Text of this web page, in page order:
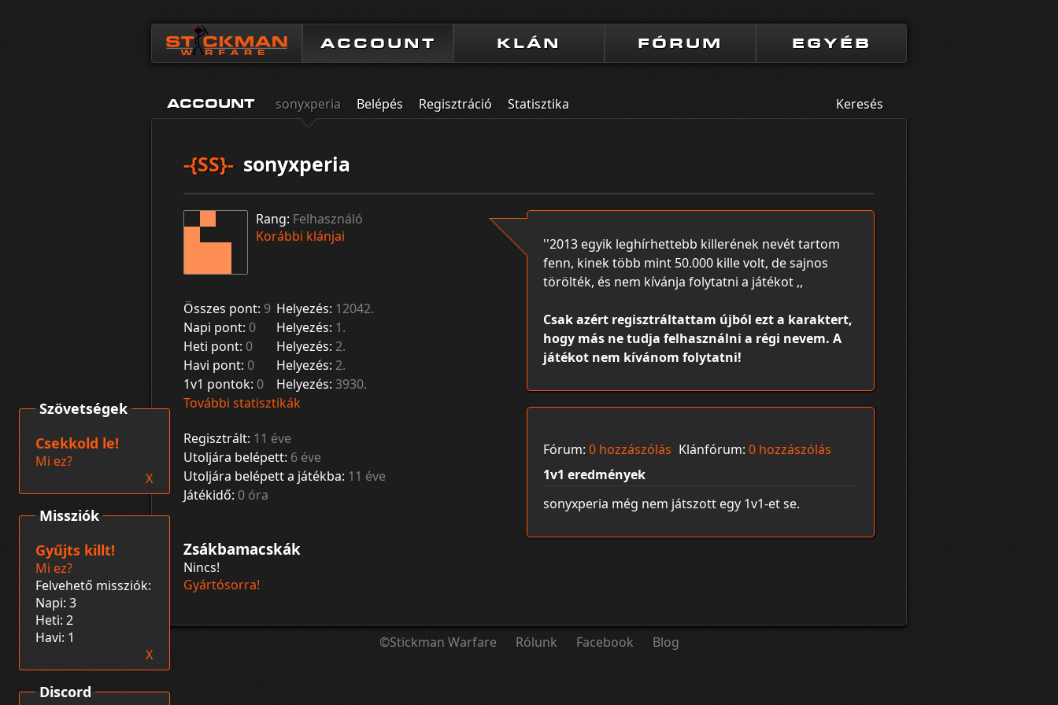
ACCOUNT KLÁN FÓRUM EGYÉB
ACCOUNT sonyxperia Belépés Regisztráció Statisztika Keresés
-{SS}- sonyxperia
Rang: Felhasználó
Korábbi klánjai
Összes pont: 9 Helyezés: 12042.
Napi pont: 0 Helyezés: 1.
Heti pont: 0 Helyezés: 2.
Havi pont: 0 Helyezés: 2.
1v1 pontok: 0 Helyezés: 3930.
További statisztikák
Regisztrált: 11 éve
Utoljára belépett: 6 éve
Utoljára belépett a játékba: 11 éve
Játékidő: 0 óra
Zsákbamacskák
Nincs!
Gyártósorra!
''2013 egyik leghírhettebb killerének nevét tartom
fenn, kinek több mint 50.000 kille volt, de sajnos
törölték, és nem kívánja folytatni a játékot ,,
Csak azért regisztráltattam újból ezt a karaktert,
hogy más ne tudja felhasználni a régi nevem. A
játékot nem kívánom folytatni!
Fórum: 0 hozzászólás Klánfórum: 0 hozzászólás
1v1 eredmények
sonyxperia még nem játszott egy 1v1-et se.
©Stickman Warfare Rólunk Facebook Blog
Discord
Missziók
Gyűjts killt!
Mi ez?
Felvehető missziók:
Napi: 3
Heti: 2
Havi: 1
X
Szövetségek
Csekkold le!
Mi ez?
X